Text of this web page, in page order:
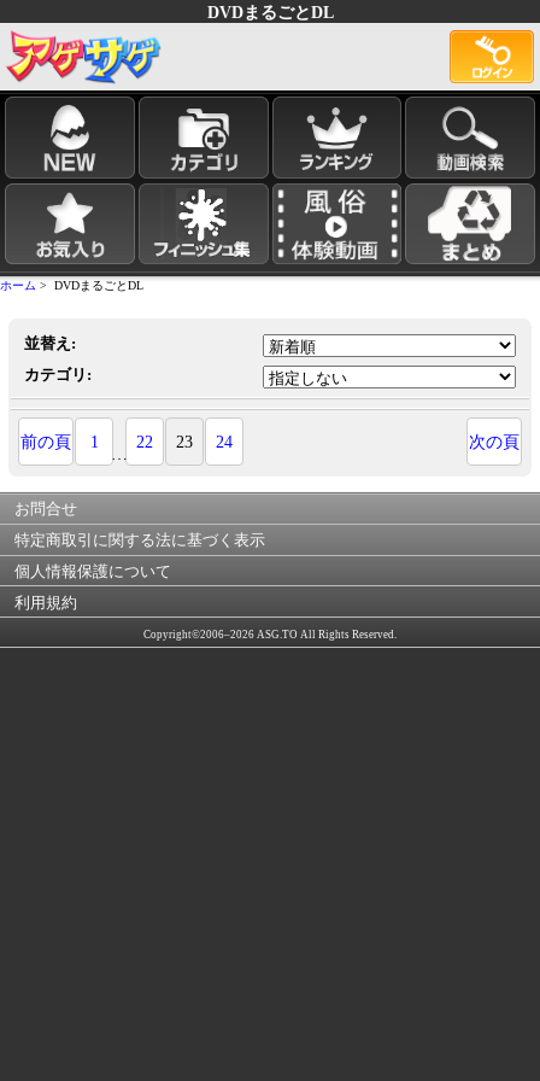
DVDまるごとDL
ホーム > DVDまるごとDL
並替え:
カテゴリ:
前の頁 1
…
22 23 24 次の頁
お問合せ
特定商取引に関する法に基づく表示
個人情報保護について
利用規約
Copyright©2006–2026 ASG.TO All Rights Reserved.